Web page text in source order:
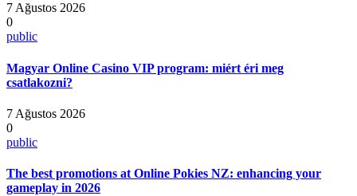
7 Ağustos 2026
0
public
Magyar Online Casino VIP program: miért éri meg
csatlakozni?
7 Ağustos 2026
0
public
The best promotions at Online Pokies NZ: enhancing your
gameplay in 2026